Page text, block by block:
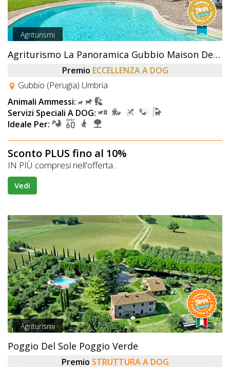
Agriturismi
Agriturismo La Panoramica Gubbio Maison De Charme
Premio ECCELLENZA A DOG
Gubbio (Perugia) Umbria
Animali Ammessi:
Servizi Speciali A DOG:
Ideale Per:
Sconto PLUS fino al 10%
IN PIÙ compresi nell'offerta...
Vedi
Agriturismi
Poggio Del Sole Poggio Verde
Premio STRUTTURA A DOG